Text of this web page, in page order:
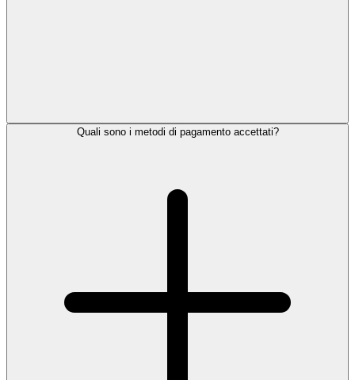
Quali sono i metodi di pagamento accettati?